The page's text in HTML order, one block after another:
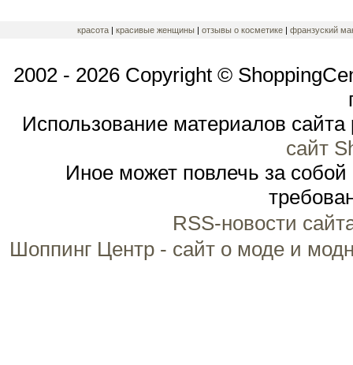
красота | красивые женщины | отзывы о косметике | франзуский
2002 - 2026 Copyright ©
Использование материалов
сайт
Иное может повлечь за
RSS-новости
Шоппинг Центр - сайт о моде и